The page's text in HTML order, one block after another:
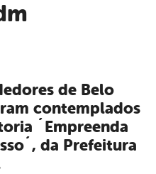
de Belo
contemplados
´Empreenda
da Prefeitura